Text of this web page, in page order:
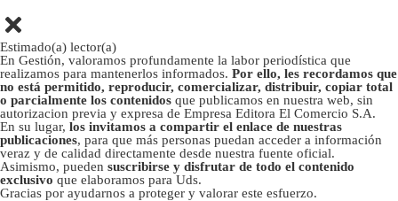
Estimado(a) lector(a)
En Gestión, valoramos profundamente la labor periodística que
realizamos para mantenerlos informados. Por ello, les recordamos que
no está permitido, reproducir, comercializar, distribuir, copiar total
o parcialmente los contenidos que publicamos en nuestra web, sin
autorizacion previa y expresa de Empresa Editora El Comercio S.A.
En su lugar, los invitamos a compartir el enlace de nuestras
publicaciones, para que más personas puedan acceder a información
veraz y de calidad directamente desde nuestra fuente oficial.
Asimismo, pueden suscribirse y disfrutar de todo el contenido
exclusivo que elaboramos para Uds.
Gracias por ayudarnos a proteger y valorar este esfuerzo.